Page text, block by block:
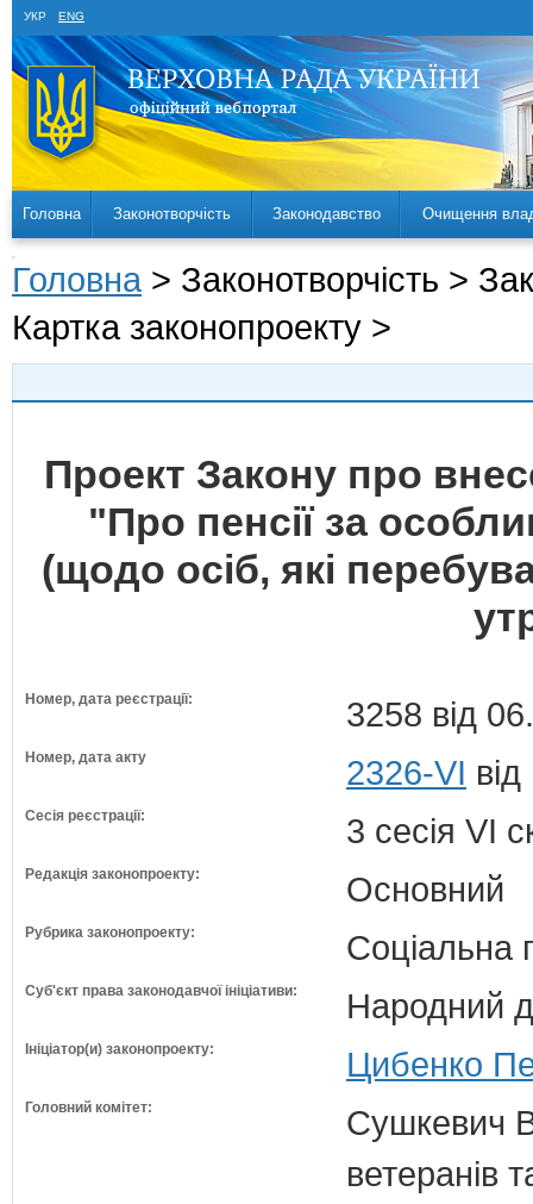
УКР ENG
Головна Законотворчість Законодавство Очищення
Головна > Законотворчість >
Картка законопроекту >
Проект Закону про
"Про пенсії за
(щодо осіб, які
Номер, дата реєстрації: 3258 від
Номер, дата акту 2326-VI
Сесія реєстрації: 3 сесія VI
Редакція законопроекту: Основний
Рубрика законопроекту: Соціальна
Суб'єкт права законодавчої ініціативи: Народний
Ініціатор(и) законопроекту: Цибенко
Головний комітет:
Сушкевич
ветеранів